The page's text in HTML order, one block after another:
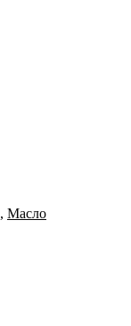
, Масло